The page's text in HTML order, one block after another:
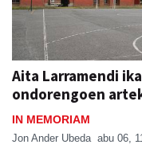
Aita Larramendi
ondorengoen
IN MEMORIAM
Jon Ander Ubeda abu 06,